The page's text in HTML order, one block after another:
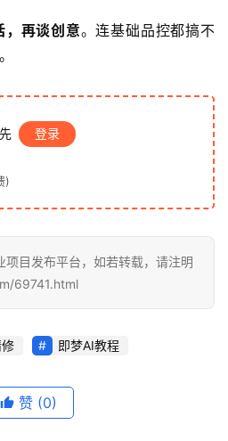
，再谈创意。连基础品控都搞不
登录
)
项目发布平台，如若转载，请注明
69741.html
即梦AI教程
赞 (0)